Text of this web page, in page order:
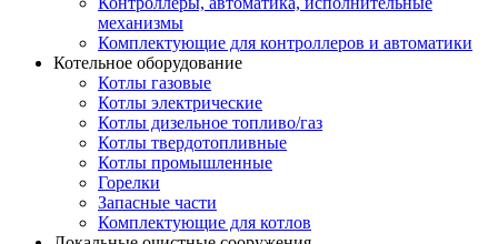
механизмы
Комплектующие для контроллеров и автоматики
Котельное оборудование
Котлы газовые
Котлы электрические
Котлы дизельное топливо/газ
Котлы твердотопливные
Котлы промышленные
Горелки
Запасные части
Комплектующие для котлов